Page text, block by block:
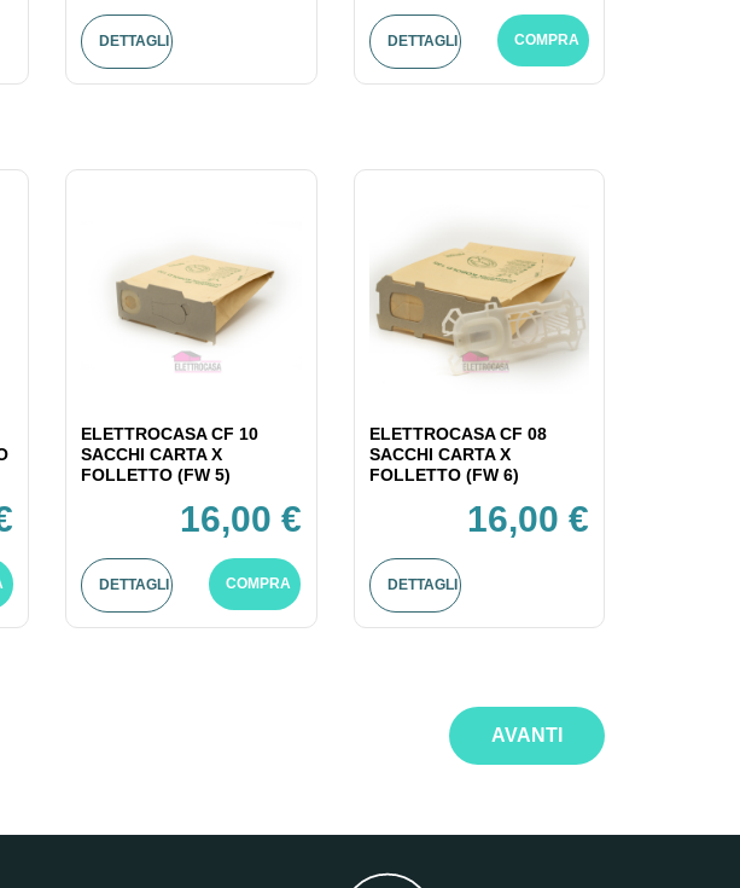
DETTAGLI DETTAGLI COMPRA
ELETTROCASA CF 10
SACCHI CARTA X
FOLLETTO (FW 5)
16,00 €
DETTAGLI COMPRA
ELETTROCASA CF 08
SACCHI CARTA X
FOLLETTO (FW 6)
16,00 €
DETTAGLI
AVANTI